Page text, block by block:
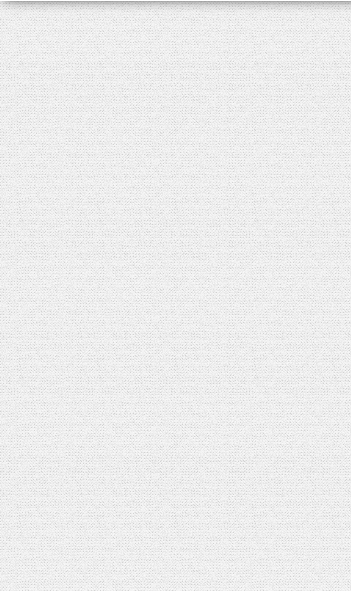
‘kullanycynyn
bilgi.text =
	end if
   End Sub
	‘ Session.Clear session bilgilerimizi temizliyor ve login.aspx sayfasyna yönlendiriyor.
Sub
	Session.Clear()
	response.Redirect(&quot;login.aspx&quot;)
end sub
&lt;/script&gt;
&lt;html&gt;
&lt;head&gt;
&lt;title&gt;Login
&lt;/head&gt;
&lt;body&gt;
&lt;form
&lt;center&gt;
&lt;br&gt;
&lt;b&gt;.:: Üye
&lt;br&gt;&lt;asp:label
&lt;br&gt;
&lt;br&gt;
&lt;asp:button
&lt;/form&gt;
&lt;/body&gt;
&lt;/html&gt;